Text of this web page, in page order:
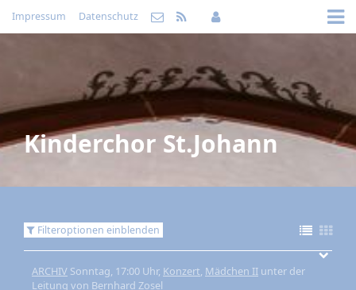
Impressum Datenschutz
Kinderchor St.Johann
Filteroptionen einblenden
ARCHIV Sonntag, 17:00 Uhr, Konzert, Mädchen II unter der
Leitung von Bernhard Zosel